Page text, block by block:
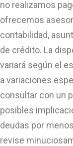
no realizamos
ofrecemos
contabilidad,
de crédito. La
variará según el
a variaciones
consultar con un
posibles
deudas por
revise